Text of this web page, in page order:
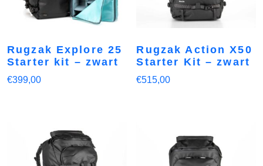
Rugzak Explore 25
Starter kit – zwart
€399,00
Rugzak Action X50
Starter Kit – zwart
€515,00